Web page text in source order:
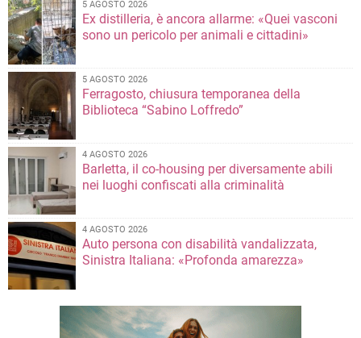
5 AGOSTO 2026
Ex distilleria, è ancora allarme: «Quei vasconi
sono un pericolo per animali e cittadini»
5 AGOSTO 2026
Ferragosto, chiusura temporanea della
Biblioteca “Sabino Loffredo”
4 AGOSTO 2026
Barletta, il co-housing per diversamente abili
nei luoghi confiscati alla criminalità
4 AGOSTO 2026
Auto persona con disabilità vandalizzata,
Sinistra Italiana: «Profonda amarezza»